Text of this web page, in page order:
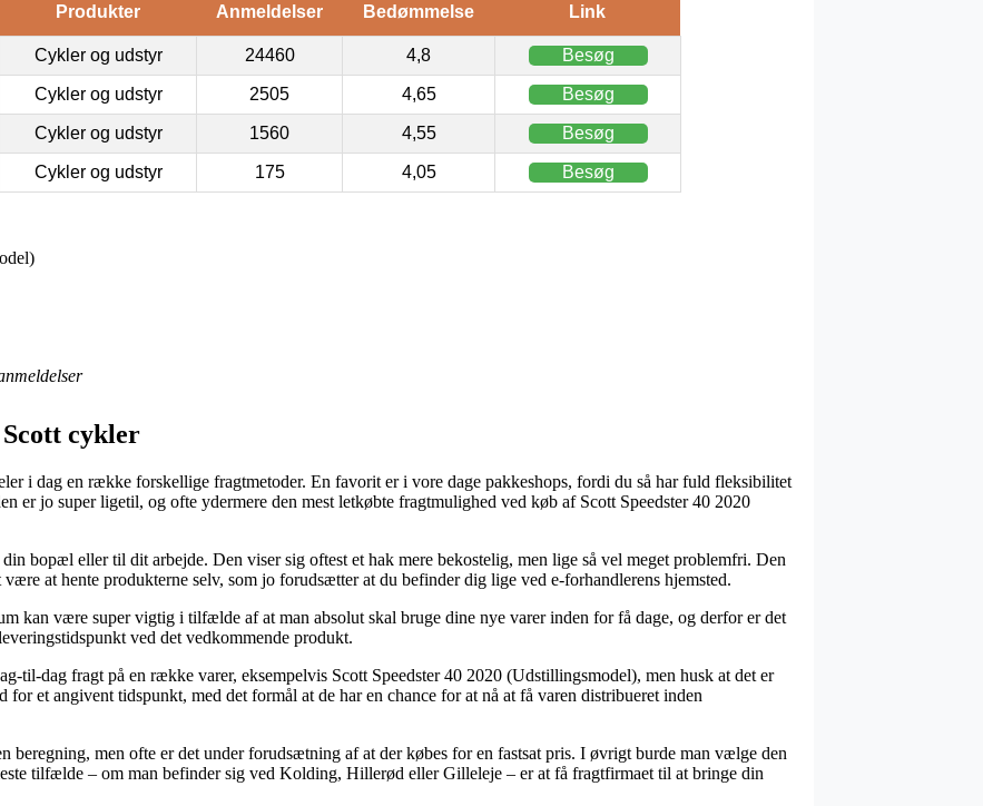
Produkter Anmeldelser Bedømmelse Link
Cykler og udstyr 24460 4,8 Besøg
Cykler og udstyr 2505 4,65 Besøg
Cykler og udstyr 1560 4,55 Besøg
Cykler og udstyr 175 4,05 Besøg
cykler
i dag en række forskellige fragtmetoder. En favorit er i vore dage pakkeshops, fordi du så har fuld fleksibilitet
er jo super ligetil, og ofte ydermere den mest letkøbte fragtmulighed ved køb af Scott Speedster 40 2020
bopæl eller til dit arbejde. Den viser sig oftest et hak mere bekostelig, men lige så vel meget problemfri. Den
at hente produkterne selv, som jo forudsætter at du befinder dig lige ved e-forhandlerens hjemsted.
kan være super vigtig i tilfælde af at man absolut skal bruge dine nye varer inden for få dage, og derfor er det
ved det vedkommende produkt.
til-dag fragt på en række varer, eksempelvis Scott Speedster 40 2020 (Udstillingsmodel), men husk at det er
for et angivent tidspunkt, med det formål at de har en chance for at nå at få varen distribueret inden
beregning, men ofte er det under forudsætning af at der købes for en fastsat pris. I øvrigt burde man vælge den
tilfælde – om man befinder sig ved Kolding, Hillerød eller Gilleleje – er at få fragtfirmaet til at bringe din